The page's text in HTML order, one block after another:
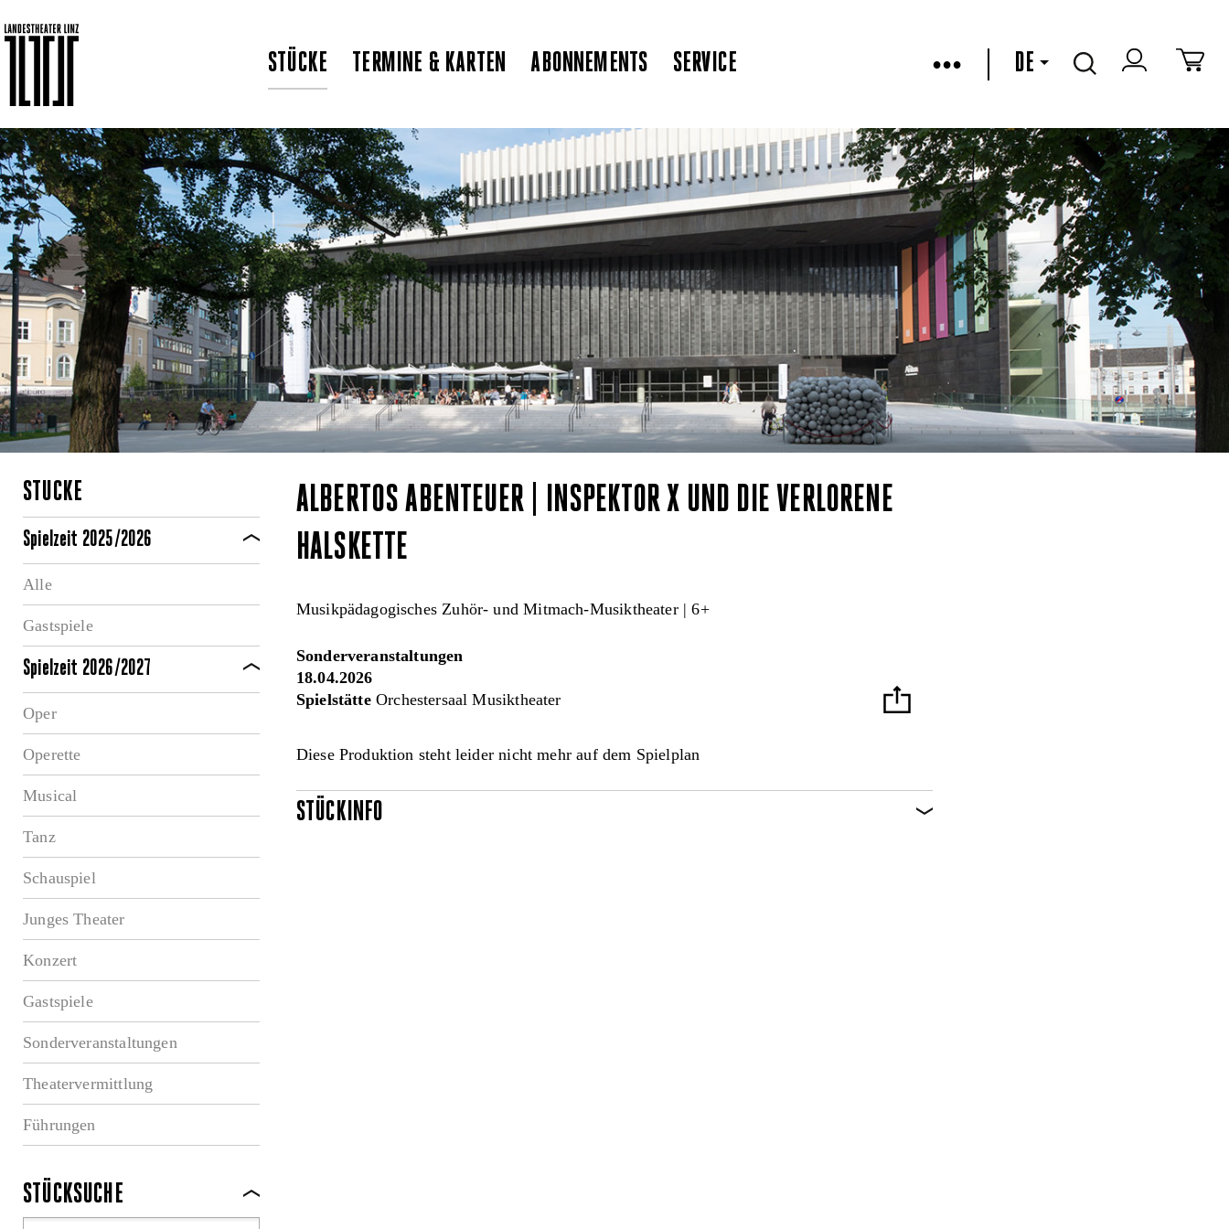
STÜCKE TERMINE & KARTEN ABONNEMENTS SERVICE ••• DE
STÜCKE
Spielzeit 2025/2026
Alle
Gastspiele
Spielzeit 2026/2027
Oper
Operette
Musical
Tanz
Schauspiel
Junges Theater
Konzert
Gastspiele
Sonderveranstaltungen
Theatervermittlung
Führungen
STÜCKSUCHE
ALBERTOS ABENTEUER | INSPEKTOR X UND DIE VERLORENE
HALSKETTE
Musikpädagogisches Zuhör- und Mitmach-Musiktheater | 6+
Sonderveranstaltungen
18.04.2026
SpielstätteOrchestersaal Musiktheater
Diese Produktion steht leider nicht mehr auf dem Spielplan
STÜCKINFO